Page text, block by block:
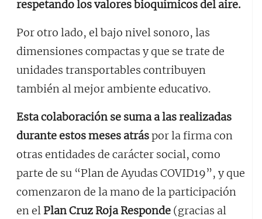
respetando los valores bioquímicos del aire.
Por otro lado, el bajo nivel sonoro, las
dimensiones compactas y que se trate de
unidades transportables contribuyen
también al mejor ambiente educativo.
Esta colaboración se suma a las realizadas
durante estos meses atráspor la firma con
otras entidades de carácter social, como
parte de su “Plan de Ayudas COVID19”, y que
comenzaron de la mano de la participación
en el Plan Cruz Roja Responde (gracias al